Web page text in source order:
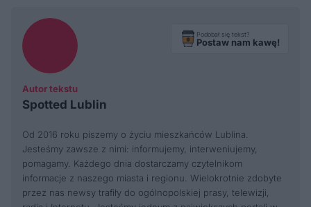
Autor tekstu
Spotted Lublin
Podobał się tekst?
Postaw nam kawę!
Od 2016 roku piszemy o życiu mieszkańców Lublina.
Jesteśmy zawsze z nimi: informujemy, interweniujemy,
pomagamy. Każdego dnia dostarczamy czytelnikom
informacje z naszego miasta i regionu. Wielokrotnie zdobyte
przez nas newsy trafiły do ogólnopolskiej prasy, telewizji,